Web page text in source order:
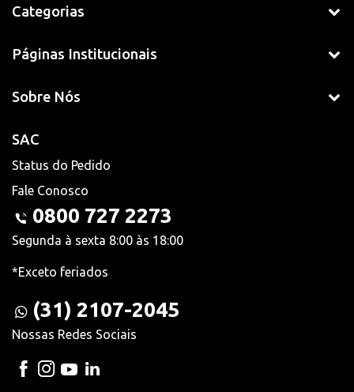
Categorias
Páginas Institucionais
Sobre Nós
SAC
Status do Pedido
Fale Conosco
0800 727 2273
Segunda à sexta 8:00 às 18:00
*Exceto feriados
(31) 2107-2045
Nossas Redes Sociais